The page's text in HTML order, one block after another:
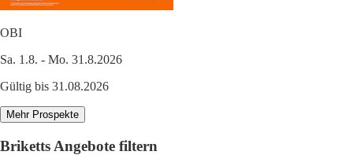
OBI
Sa. 1.8. - Mo. 31.8.2026
Gültig bis 31.08.2026
Mehr Prospekte
Briketts Angebote filtern